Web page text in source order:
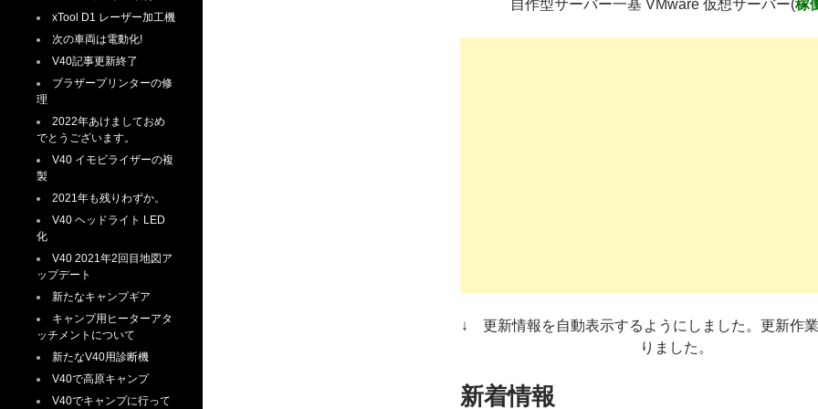
自作型サーバー一基 VMware 仮想サーバー(稼
↓ 更新情報を自動表示するようにしました。更新作
りました。
新着情報
xTool D1 レーザー加工機
次の車両は電動化!
V40記事更新終了
ブラザープリンターの修
理
2022年あけましておめ
でとうございます。
V40 イモビライザーの複
製
2021年も残りわずか。
V40 ヘッドライト LED
化
V40 2021年2回目地図ア
ップデート
新たなキャンプギア
キャンプ用ヒーターアタ
ッチメントについて
新たなV40用診断機
V40で高原キャンプ
V40でキャンプに行って